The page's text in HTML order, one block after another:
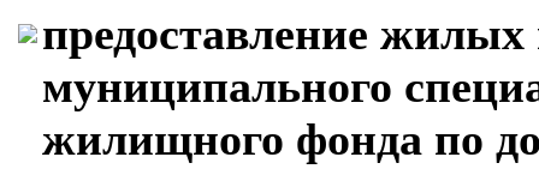
предоставление
муниципального
жилищного фонда по